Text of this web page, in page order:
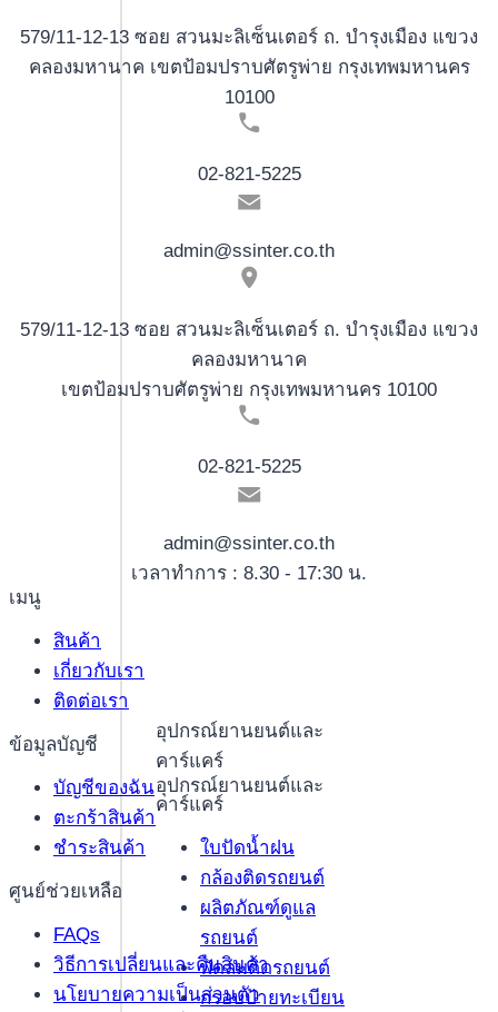
อุปกรณ์ยานยนต์และ
คาร์แคร์
อุปกรณ์ยานยนต์และ
คาร์แคร์
ใบปัดน้ำฝน
กล้องติดรถยนต์
ผลิตภัณฑ์ดูแล
รถยนต์
พัดลมติดรถยนต์
กรอบป้ายทะเบียน
579/11-12-13 ซอย สวนมะลิเซ็นเตอร์ ถ. บำรุงเมือง แขวง
คลองมหานาค เขตป้อมปราบศัตรูพ่าย กรุงเทพมหานคร
10100
02-821-5225
admin@ssinter.co.th
579/11-12-13 ซอย สวนมะลิเซ็นเตอร์ ถ. บำรุงเมือง แขวง
คลองมหานาค
เขตป้อมปราบศัตรูพ่าย กรุงเทพมหานคร 10100
02-821-5225
admin@ssinter.co.th
เวลาทำการ : 8.30 - 17:30 น.
เมนู
สินค้า
เกี่ยวกับเรา
ติดต่อเรา
ข้อมูลบัญชี
บัญชีของฉัน
ตะกร้าสินค้า
ชำระสินค้า
ศูนย์ช่วยเหลือ
FAQs
วิธีการเปลี่ยนและคืนสินค้า
นโยบายความเป็นส่วนตัว